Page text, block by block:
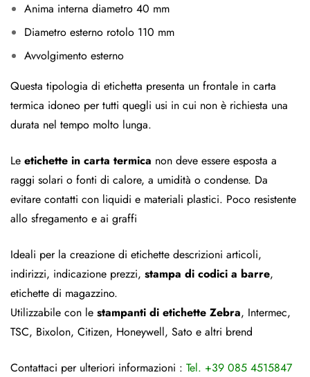
Anima interna diametro 40 mm
Diametro esterno rotolo 110 mm
Avvolgimento esterno
Questa tipologia di etichetta presenta un frontale in carta
termica idoneo per tutti quegli usi in cui non è richiesta una
durata nel tempo molto lunga.
Le etichette in carta termica non deve essere esposta a
raggi solari o fonti di calore, a umidità o condense. Da
evitare contatti con liquidi e materiali plastici. Poco resistente
allo sfregamento e ai graffi
Ideali per la creazione di etichette descrizioni articoli,
indirizzi, indicazione prezzi, stampa di codici a barre,
etichette di magazzino.
Utilizzabile con le stampanti di etichette Zebra, Intermec,
TSC, Bixolon, Citizen, Honeywell, Sato e altri brend
Contattaci per ulteriori informazioni : Tel. +39 085 4515847